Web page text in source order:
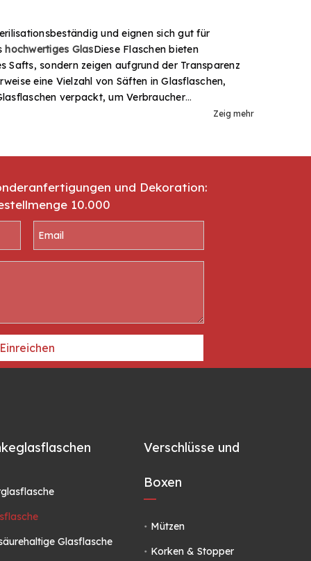
und eignen sich gut für
hochwertiges GlasDiese Flaschen bieten
Safts, sondern zeigen aufgrund der Transparenz
eine Vielzahl von Säften in Glasflaschen,
verpackt, um Verbraucher
an, darunter solche mit Deckel und Miniflaschen,
Zeig mehr
und Dekoration:
10.000
Einreichen
Glasflasche
Verschlüsse und
Boxen
Mützen
Korken & Stopper